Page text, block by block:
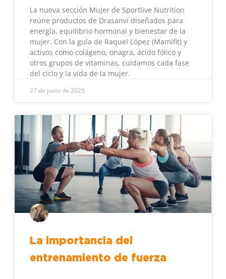
La nueva sección Mujer de Sportlive Nutrition
reúne productos de Drasanvi diseñados para
energía, equilibrio hormonal y bienestar de la
mujer. Con la guía de Raquel López (Mamifit) y
activos como colágeno, onagra, ácido fólico y
otros grupos de vitaminas, cuidamos cada fase
del ciclo y la vida de la mujer.
27 de junio de 2025
La importancia del
entrenamiento de fuerza